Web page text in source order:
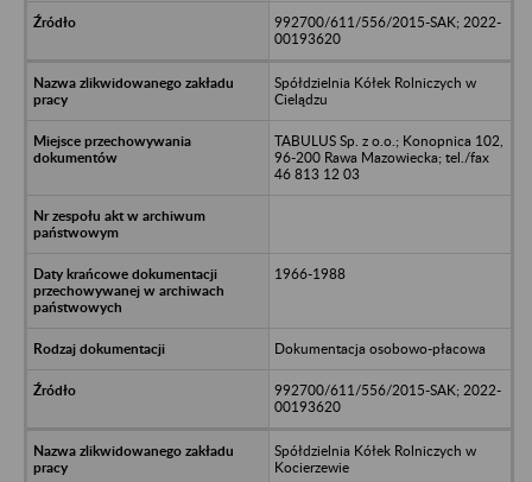
992700/611/556/2015-SAK; 2022-
00193620
Spółdzielnia Kółek Rolniczych w
Cielądzu
TABULUS Sp. z o.o.; Konopnica 102,
96-200 Rawa Mazowiecka; tel./fax
46 813 12 03
1966-1988
Dokumentacja osobowo-płacowa
992700/611/556/2015-SAK; 2022-
00193620
Spółdzielnia Kółek Rolniczych w
Kocierzewie